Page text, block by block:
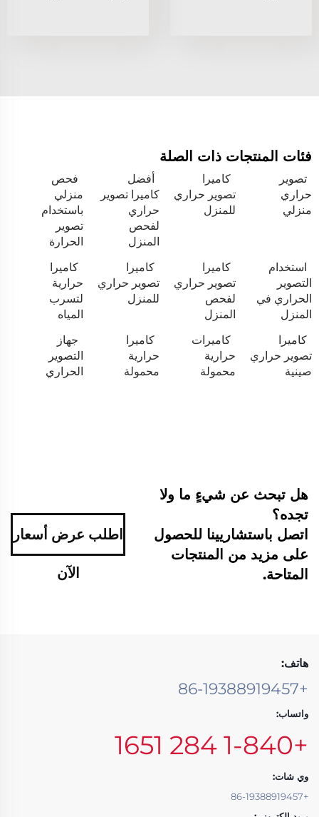
فئات المنتجات ذات الصلة
تصوير
حراري
منزلي
كاميرا
تصوير حراري
للمنزل
أفضل
كاميرا تصوير
حراري
لفحص
المنزل
فحص
منزلي
باستخدام
تصوير
الحرارة
استخدام
التصوير
الحراري في
المنزل
كاميرا
تصوير حراري
لفحص
المنزل
كاميرا
تصوير حراري
للمنزل
كاميرا
حرارية
لتسرب
المياه
كاميرا
تصوير حراري
صينية
كاميرات
حرارية
محمولة
كاميرا
حرارية
محمولة
جهاز
التصوير
الحراري
هل تبحث عن شيءٍ ما ولا
تجده؟
اتصل باستشاريينا للحصول
على مزيد من المنتجات
المتاحة.
اطلب عرض أسعار
الآن
هاتف:
+86-19388919457
واتساب:
+1-840 284 1651
وي شات:
+86-19388919457